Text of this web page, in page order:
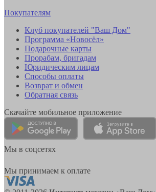
Покупателям
Клуб покупателей "Ваш Дом"
Программа «Новосёл»
Подарочные карты
Прорабам, бригадам
Юридическим лицам
Способы оплаты
Возврат и обмен
Обратная связь
Скачайте мобильное приложение
Мы в соцсетях
Мы принимаем к оплате